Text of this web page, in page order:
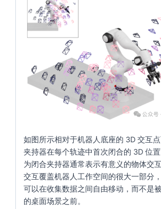
如图所示相对于机器人底座的 3D 交互
夹持器在每个轨迹中首次闭合的 3D 位
为闭合夹持器通常表示有意义的物体交
交互覆盖机器人工作空间的很大一部分
可以在收集数据之间自由移动，而不是
的桌面场景之前。